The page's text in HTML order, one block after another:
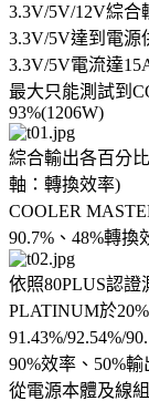
3.3V/5V/12V綜合
3.3V/5V達到電源
3.3V/5V電流達
最大只能測試到
93%(1206W)
綜合輸出各百分
軸：轉換效率)
COOLER
90.7%、48%轉換
依照80PLUS認證
PLATINUM於
91.43%/92.54%/
90%效率、50%輸
從電源本體及線